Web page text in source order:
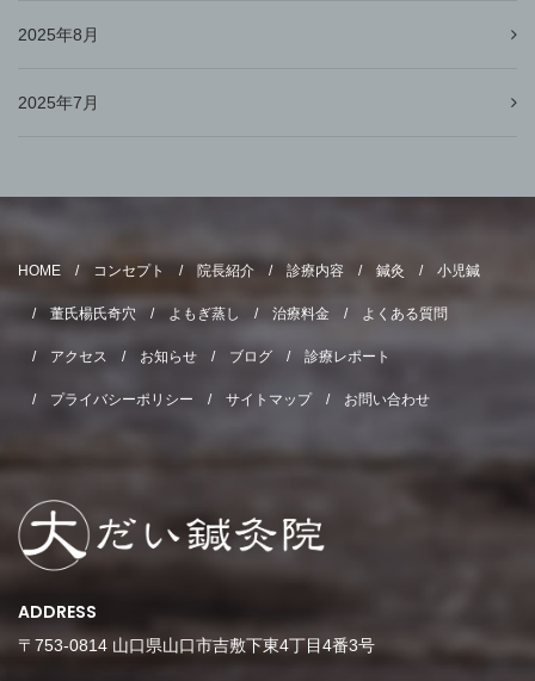
2025年8月
2025年7月
HOME コンセプト 院長紹介 診療内容 鍼灸 小児鍼
董氏楊氏奇穴 よもぎ蒸し 治療料金 よくある質問
アクセス お知らせ ブログ 診療レポート
プライバシーポリシー サイトマップ お問い合わせ
ADDRESS
〒753-0814 山口県山口市吉敷下東4丁目4番3号